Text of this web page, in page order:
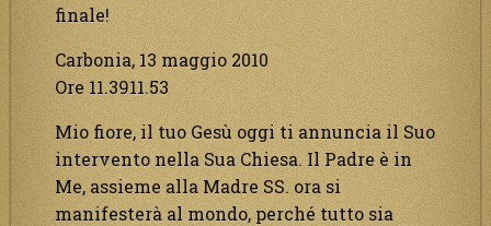
finale!
Carbonia, 13 maggio 2010
Ore 11.3911.53
Mio fiore, il tuo Gesù oggi ti annuncia il Suo
intervento nella Sua Chiesa. Il Padre è in
Me, assieme alla Madre SS. ora si
manifesterà al mondo, perché tutto sia